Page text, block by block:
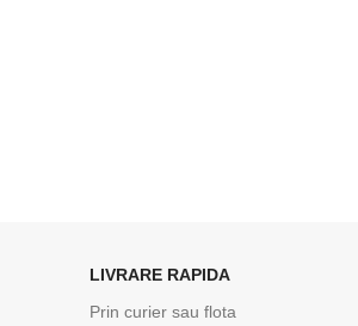
LIVRARE RAPIDA
Prin curier sau flota